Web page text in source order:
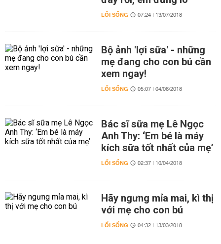
LỐI SỐNG 07:24 | 13/07/2018
Bộ ảnh 'lợi sữa' - những
mẹ đang cho con bú cần
xem ngay!
LỐI SỐNG 05:07 | 04/06/2018
Bác sĩ sữa mẹ Lê Ngọc
Anh Thy: ‘Em bé là máy
kích sữa tốt nhất của mẹ’
LỐI SỐNG 02:37 | 10/04/2018
Hãy ngưng mỉa mai, kì thị
với mẹ cho con bú
LỐI SỐNG 04:32 | 13/03/2018